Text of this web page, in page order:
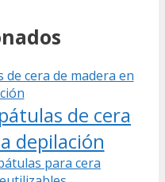
de cera
depilación